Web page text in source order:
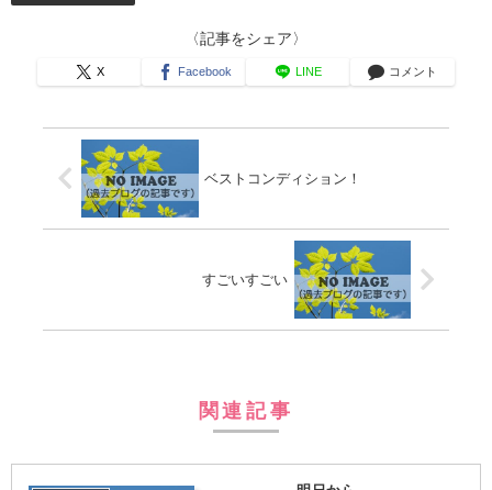
〈記事をシェア〉
X Facebook LINE コメント
ベストコンディション！
すごいすごい
関連記事